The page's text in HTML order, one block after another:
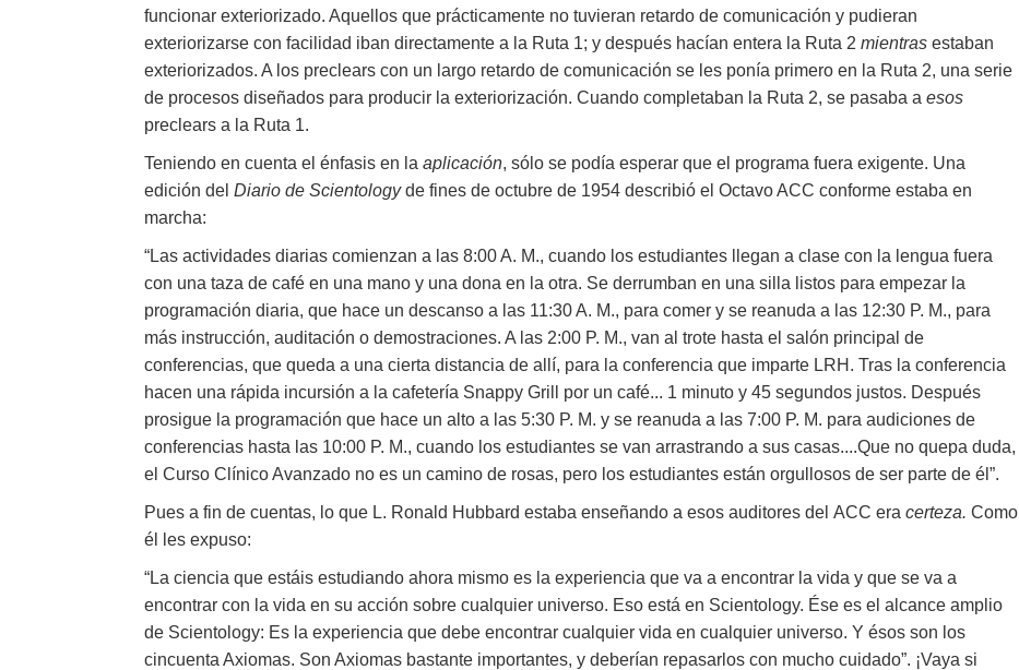
funcionar exteriorizado. Aquellos que prácticamente no tuvieran retardo de comunicación y pudieran
exteriorizarse con facilidad iban directamente a la Ruta 1; y después hacían entera la Ruta 2 mientras estaban
exteriorizados. A los preclears con un largo retardo de comunicación se les ponía primero en la Ruta 2, una serie
de procesos diseñados para producir la exteriorización. Cuando completaban la Ruta 2, se pasaba a esos
preclears a la Ruta 1.
Teniendo en cuenta el énfasis en la aplicación, sólo se podía esperar que el programa fuera exigente. Una
edición del Diario de Scientologyde fines de octubre de 1954 describió el Octavo ACC conforme estaba en
marcha:
“Las actividades diarias comienzan a las 8:00 A. M., cuando los estudiantes llegan a clase con la lengua fuera
con una taza de café en una mano y una dona en la otra. Se derrumban en una silla listos para empezar la
programación diaria, que hace un descanso a las 11:30 A. M., para comer y se reanuda a las 12:30 P. M., para
más instrucción, auditación o demostraciones. A las 2:00 P. M., van al trote hasta el salón principal de
conferencias, que queda a una cierta distancia de allí, para la conferencia que imparte LRH. Tras la conferencia
hacen una rápida incursión a la cafetería Snappy Grill por un café... 1 minuto y 45 segundos justos. Después
prosigue la programación que hace un alto a las 5:30 P. M. y se reanuda a las 7:00 P. M. para audiciones de
conferencias hasta las 10:00 P. M., cuando los estudiantes se van arrastrando a sus casas....Que no quepa duda,
el Curso Clínico Avanzado no es un camino de rosas, pero los estudiantes están orgullosos de ser parte de él”.
Pues a fin de cuentas, lo que L. Ronald Hubbard estaba enseñando a esos auditores del ACC era certeza. Como
él les expuso:
“La ciencia que estáis estudiando ahora mismo es la experiencia que va a encontrar la vida y que se va a
encontrar con la vida en su acción sobre cualquier universo. Eso está en Scientology. Ése es el alcance amplio
de Scientology: Es la experiencia que debe encontrar cualquier vida en cualquier universo. Y ésos son los
cincuenta Axiomas. Son Axiomas bastante importantes, y deberían repasarlos con mucho cuidado”. ¡Vaya si